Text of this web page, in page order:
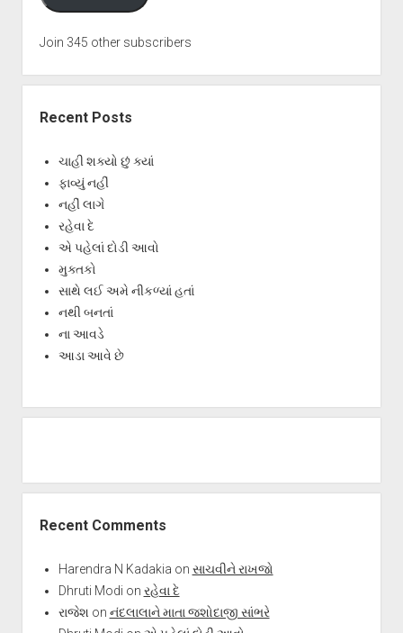
Join 345 other subscribers
Recent Posts
ચાહી શક્યો છું ક્યાં
ફાવ્યું નહીં
નહીં લાગે
રહેવા દે
એ પહેલાં દોડી આવો
મુક્તકો
સાથે લઈ અમે નીકળ્યાં હતાં
નથી બનતાં
ના આવડે
આડા આવે છે
Recent Comments
Harendra N Kadakia on સાચવીને રાખજો
Dhruti Modi on રહેવા દે
રાજેશ on નંદલાલાને માતા જશોદાજી સાંભરે